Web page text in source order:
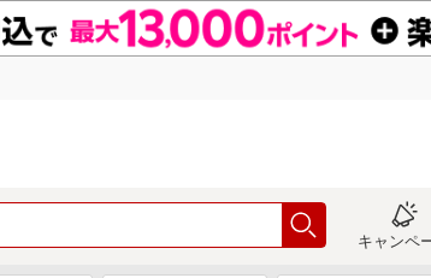
キャンペ